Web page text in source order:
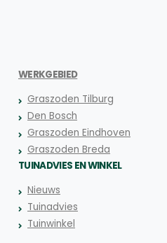
WERKGEBIED
Graszoden Tilburg
Den Bosch
Graszoden Eindhoven
Graszoden Breda
TUINADVIES EN WINKEL
Nieuws
Tuinadvies
Tuinwinkel